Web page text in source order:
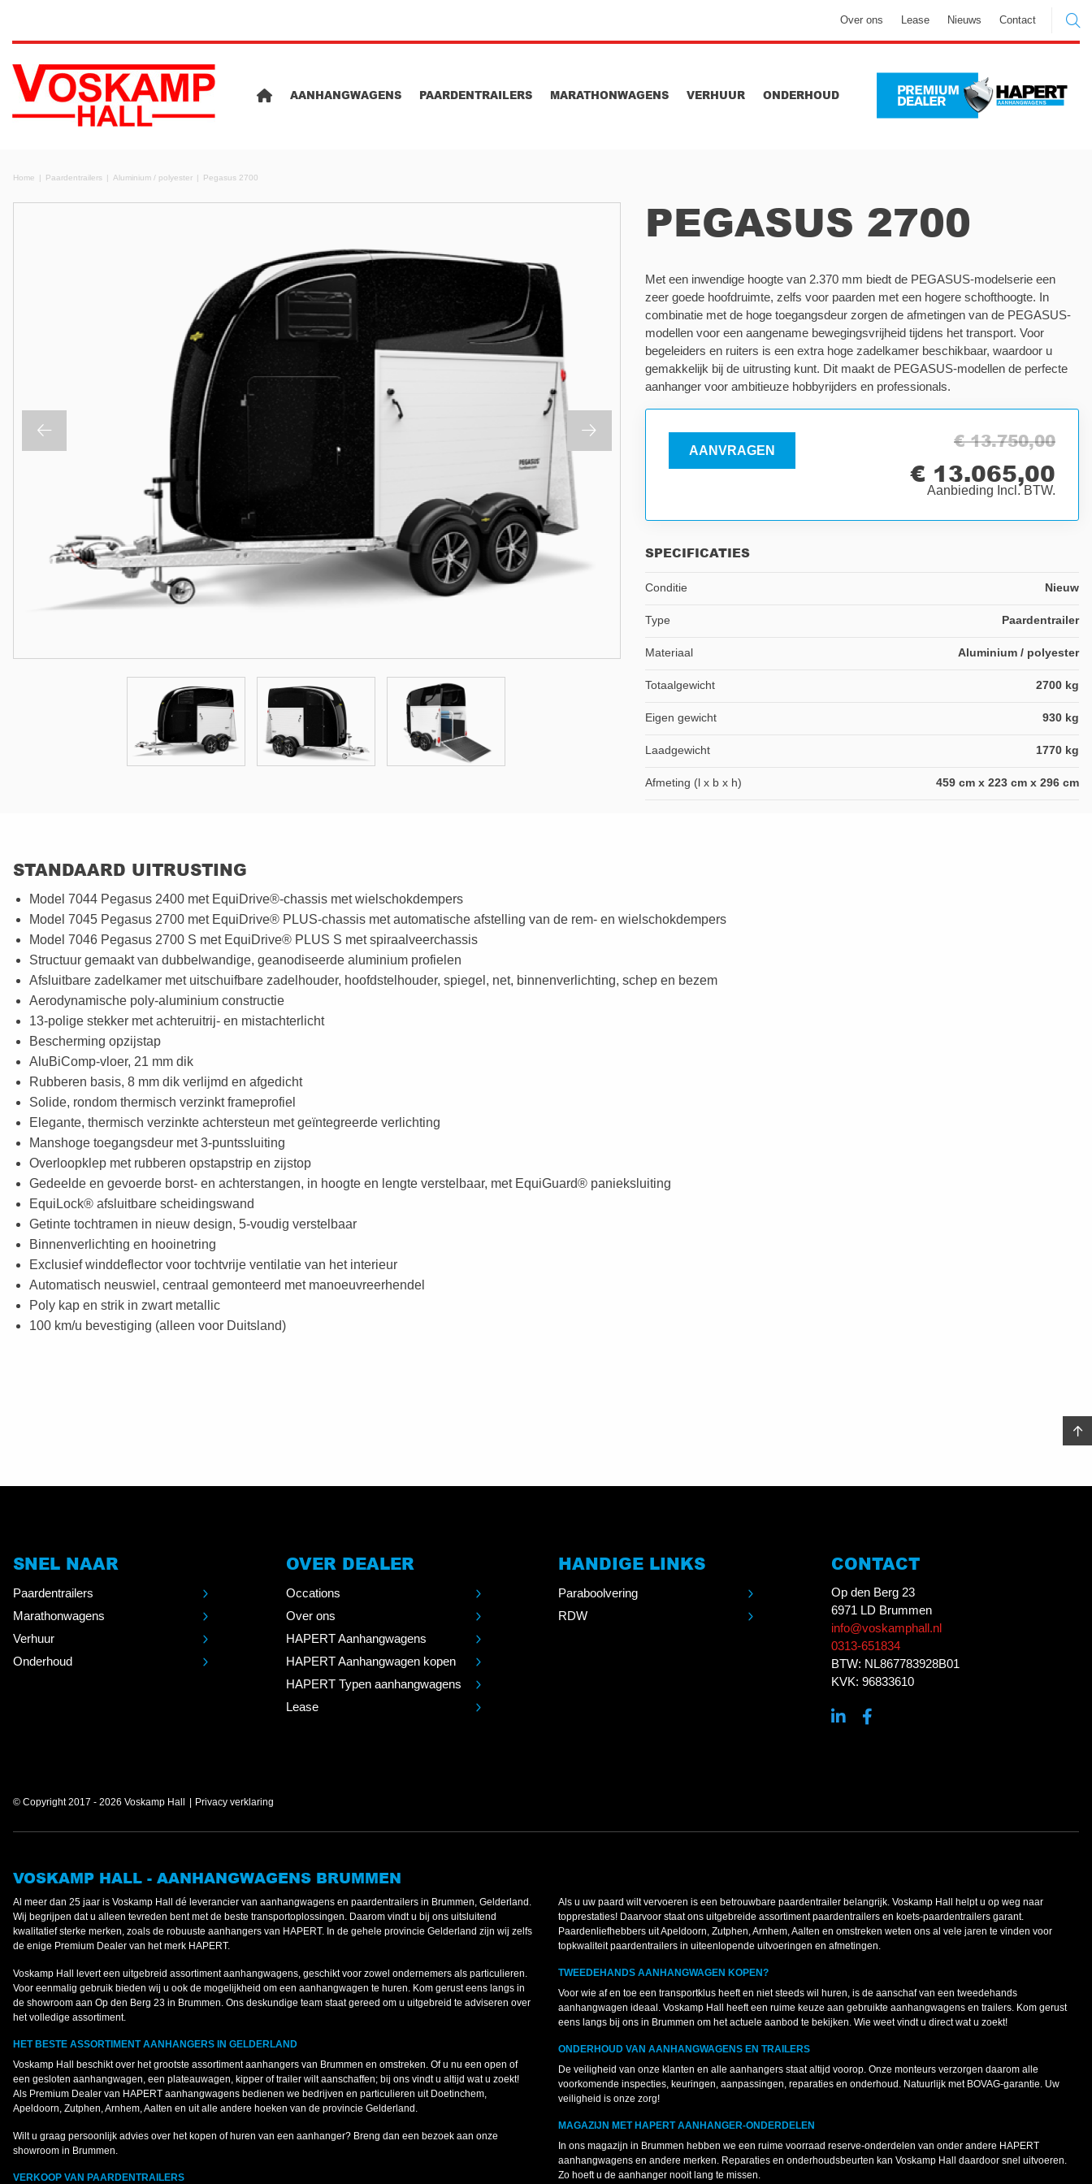
Over ons Lease Nieuws Contact
AANHANGWAGENS PAARDENTRAILERS MARATHONWAGENS VERHUUR ONDERHOUD
Home Paardentrailers Aluminium / polyester Pegasus 2700
PEGASUS 2700
Met een inwendige hoogte van 2.370 mm biedt de PEGASUS-modelserie een
zeer goede hoofdruimte, zelfs voor paarden met een hogere schofthoogte. In
combinatie met de hoge toegangsdeur zorgen de afmetingen van de PEGASUS-
modellen voor een aangename bewegingsvrijheid tijdens het transport. Voor
begeleiders en ruiters is een extra hoge zadelkamer beschikbaar, waardoor u
gemakkelijk bij de uitrusting kunt. Dit maakt de PEGASUS-modellen de perfecte
aanhanger voor ambitieuze hobbyrijders en professionals.
AANVRAGEN
€ 13.750,00
€ 13.065,00
Aanbieding Incl. BTW.
SPECIFICATIES
Conditie Nieuw
Type Paardentrailer
Materiaal Aluminium / polyester
Totaalgewicht 2700 kg
Eigen gewicht 930 kg
Laadgewicht 1770 kg
Afmeting (l x b x h) 459 cm x 223 cm x 296 cm
STANDAARD UITRUSTING
Model 7044 Pegasus 2400 met EquiDrive®-chassis met wielschokdempers
Model 7045 Pegasus 2700 met EquiDrive® PLUS-chassis met automatische afstelling van de rem- en wielschokdempers
Model 7046 Pegasus 2700 S met EquiDrive® PLUS S met spiraalveerchassis
Structuur gemaakt van dubbelwandige, geanodiseerde aluminium profielen
Afsluitbare zadelkamer met uitschuifbare zadelhouder, hoofdstelhouder, spiegel, net, binnenverlichting, schep en bezem
Aerodynamische poly-aluminium constructie
13-polige stekker met achteruitrij- en mistachterlicht
Bescherming opzijstap
AluBiComp-vloer, 21 mm dik
Rubberen basis, 8 mm dik verlijmd en afgedicht
Solide, rondom thermisch verzinkt frameprofiel
Elegante, thermisch verzinkte achtersteun met geïntegreerde verlichting
Manshoge toegangsdeur met 3-puntssluiting
Overloopklep met rubberen opstapstrip en zijstop
Gedeelde en gevoerde borst- en achterstangen, in hoogte en lengte verstelbaar, met EquiGuard® panieksluiting
EquiLock® afsluitbare scheidingswand
Getinte tochtramen in nieuw design, 5-voudig verstelbaar
Binnenverlichting en hooinetring
Exclusief winddeflector voor tochtvrije ventilatie van het interieur
Automatisch neuswiel, centraal gemonteerd met manoeuvreerhendel
Poly kap en strik in zwart metallic
100 km/u bevestiging (alleen voor Duitsland)
SNEL NAAR
Paardentrailers
Marathonwagens
Verhuur
Onderhoud
OVER DEALER
Occations
Over ons
HAPERT Aanhangwagens
HAPERT Aanhangwagen kopen
HAPERT Typen aanhangwagens
Lease
HANDIGE LINKS
Paraboolvering
RDW
CONTACT
Op den Berg 23
6971 LD Brummen
info@voskamphall.nl
0313-651834
BTW: NL867783928B01
KVK: 96833610
© Copyright 2017 - 2026 Voskamp Hall Privacy verklaring
VOSKAMP HALL - AANHANGWAGENS BRUMMEN
Al meer dan 25 jaar is Voskamp Hall dé leverancier van aanhangwagens en paardentrailers in Brummen, Gelderland.
Wij begrijpen dat u alleen tevreden bent met de beste transportoplossingen. Daarom vindt u bij ons uitsluitend
kwalitatief sterke merken, zoals de robuuste aanhangers van HAPERT. In de gehele provincie Gelderland zijn wij zelfs
de enige Premium Dealer van het merk HAPERT.
Voskamp Hall levert een uitgebreid assortiment aanhangwagens, geschikt voor zowel ondernemers als particulieren.
Voor eenmalig gebruik bieden wij u ook de mogelijkheid om een aanhangwagen te huren. Kom gerust eens langs in
de showroom aan Op den Berg 23 in Brummen. Ons deskundige team staat gereed om u uitgebreid te adviseren over
het volledige assortiment.
HET BESTE ASSORTIMENT AANHANGERS IN GELDERLAND
Voskamp Hall beschikt over het grootste assortiment aanhangers van Brummen en omstreken. Of u nu een open of
een gesloten aanhangwagen, een plateauwagen, kipper of trailer wilt aanschaffen; bij ons vindt u altijd wat u zoekt!
Als Premium Dealer van HAPERT aanhangwagens bedienen we bedrijven en particulieren uit Doetinchem,
Apeldoorn, Zutphen, Arnhem, Aalten en uit alle andere hoeken van de provincie Gelderland.
Wilt u graag persoonlijk advies over het kopen of huren van een aanhanger? Breng dan een bezoek aan onze
showroom in Brummen.
VERKOOP VAN PAARDENTRAILERS
Als u uw paard wilt vervoeren is een betrouwbare paardentrailer belangrijk. Voskamp Hall helpt u op weg naar
topprestaties! Daarvoor staat ons uitgebreide assortiment paardentrailers en koets-paardentrailers garant.
Paardenliefhebbers uit Apeldoorn, Zutphen, Arnhem, Aalten en omstreken weten ons al vele jaren te vinden voor
topkwaliteit paardentrailers in uiteenlopende uitvoeringen en afmetingen.
TWEEDEHANDS AANHANGWAGEN KOPEN?
Voor wie af en toe een transportklus heeft en niet steeds wil huren, is de aanschaf van een tweedehands
aanhangwagen ideaal. Voskamp Hall heeft een ruime keuze aan gebruikte aanhangwagens en trailers. Kom gerust
eens langs bij ons in Brummen om het actuele aanbod te bekijken. Wie weet vindt u direct wat u zoekt!
ONDERHOUD VAN AANHANGWAGENS EN TRAILERS
De veiligheid van onze klanten en alle aanhangers staat altijd voorop. Onze monteurs verzorgen daarom alle
voorkomende inspecties, keuringen, aanpassingen, reparaties en onderhoud. Natuurlijk met BOVAG-garantie. Uw
veiligheid is onze zorg!
MAGAZIJN MET HAPERT AANHANGER-ONDERDELEN
In ons magazijn in Brummen hebben we een ruime voorraad reserve-onderdelen van onder andere HAPERT
aanhangwagens en andere merken. Reparaties en onderhoudsbeurten kan Voskamp Hall daardoor snel uitvoeren.
Zo hoeft u de aanhanger nooit lang te missen.